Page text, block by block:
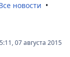
новости
07 августа 2015